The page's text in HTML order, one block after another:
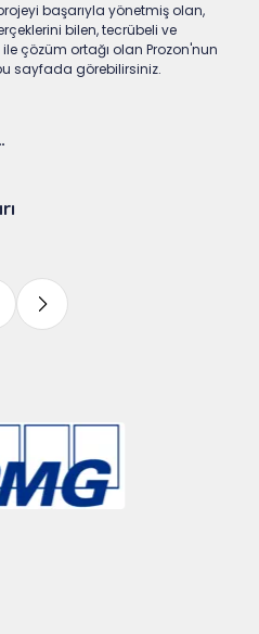
başarıyla yönetmiş olan,
bilen, tecrübeli ve
çözüm ortağı olan Prozon'nun
sayfada görebilirsiniz.